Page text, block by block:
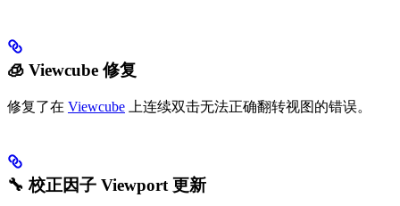
🧊 Viewcube 修复
修复了在 Viewcube 上连续双击无法正确翻转视图的错误。
🔧 校正因子 Viewport 更新